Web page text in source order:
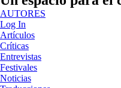
AUTORES
Log In
Artículos
Críticas
Entrevistas
Festivales
Noticias